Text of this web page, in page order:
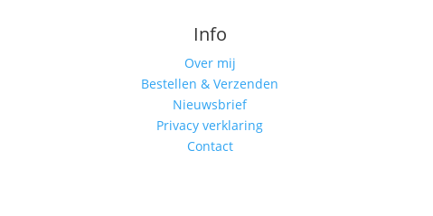
Info
Over mij
Bestellen & Verzenden
Nieuwsbrief
Privacy verklaring
Contact